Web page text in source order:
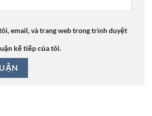
email, và trang web trong trình duyệt
kế tiếp của tôi.